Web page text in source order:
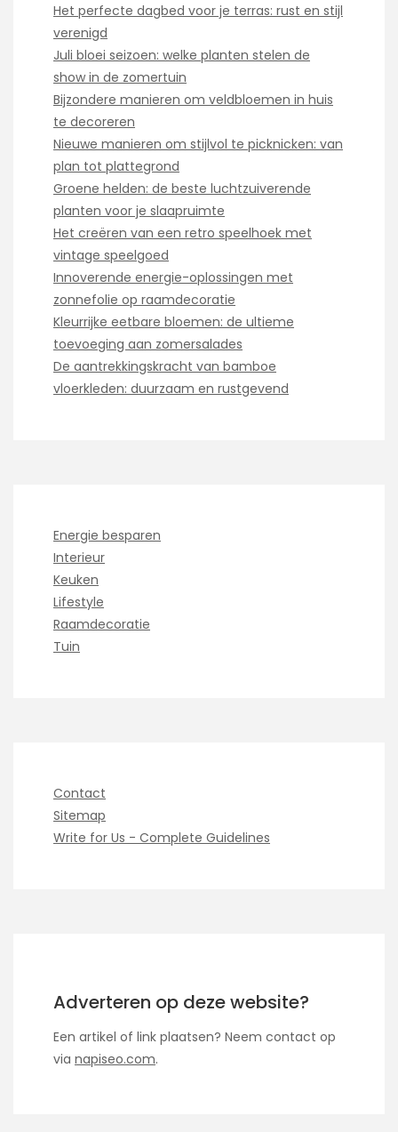
Het perfecte dagbed voor je terras: rust en stijl
verenigd
Juli bloei seizoen: welke planten stelen de
show in de zomertuin
Bijzondere manieren om veldbloemen in huis
te decoreren
Nieuwe manieren om stijlvol te picknicken: van
plan tot plattegrond
Groene helden: de beste luchtzuiverende
planten voor je slaapruimte
Het creëren van een retro speelhoek met
vintage speelgoed
Innoverende energie-oplossingen met
zonnefolie op raamdecoratie
Kleurrijke eetbare bloemen: de ultieme
toevoeging aan zomersalades
De aantrekkingskracht van bamboe
vloerkleden: duurzaam en rustgevend
Energie besparen
Interieur
Keuken
Lifestyle
Raamdecoratie
Tuin
Contact
Sitemap
Write for Us - Complete Guidelines
Adverteren op deze website?
Een artikel of link plaatsen? Neem contact op
via napiseo.com.